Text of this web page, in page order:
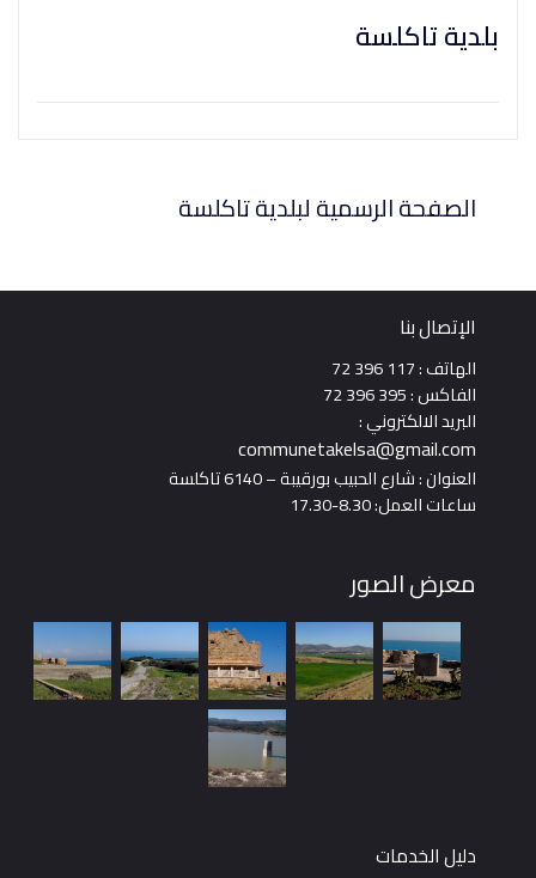
بلدية تاكلسة
الصفحة الرسمية لبلدية تاكلسة
الإتصال بنا
الهاتف : 117 396 72
الفاكس : 395 396 72
البريد الالكتروني :
communetakelsa@gmail.com
العنوان : شارع الحبيب بورقيبة – 6140 تاكلسة
ساعات العمل: 8.30-17.30
معرض الصور
دليل الخدمات